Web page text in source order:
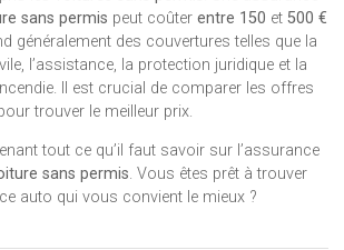
sans permis peut coûter entre 150 et 500 €
généralement des couvertures telles que la
l’assistance, la protection juridique et la
Il est crucial de comparer les offres
trouver le meilleur prix.
tout ce qu’il faut savoir sur l’assurance
sans permis. Vous êtes prêt à trouver
auto qui vous convient le mieux ?